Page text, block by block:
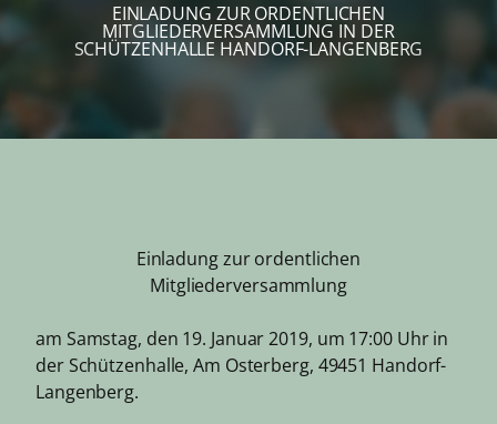
EINLADUNG ZUR ORDENTLICHEN
MITGLIEDERVERSAMMLUNG IN DER
SCHÜTZENHALLE HANDORF-LANGENBERG
Einladung zur ordentlichen
Mitgliederversammlung
am Samstag, den 19. Januar 2019, um 17:00 Uhr in
der Schützenhalle, Am Osterberg, 49451 Handorf-
Langenberg.